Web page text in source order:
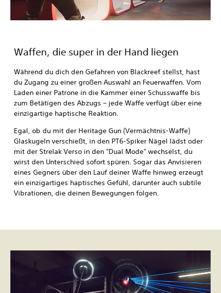
Waffen, die super in der Hand liegen
Während du dich den Gefahren von Blackreef stellst, hast
du Zugang zu einer großen Auswahl an Feuerwaffen. Vom
Laden einer Patrone in die Kammer einer Schusswaffe bis
zum Betätigen des Abzugs – jede Waffe verfügt über eine
einzigartige haptische Reaktion.
Egal, ob du mit der Heritage Gun (Vermächtnis-Waffe)
Glaskugeln verschießt, in den PT6-Spiker Nägel lädst oder
mit der Strelak Verso in den "Dual Mode" wechselst, du
wirst den Unterschied sofort spüren. Sogar das Anvisieren
eines Gegners über den Lauf deiner Waffe hinweg erzeugt
ein einzigartiges haptisches Gefühl, darunter auch subtile
Vibrationen, die deinen Bewegungen folgen.